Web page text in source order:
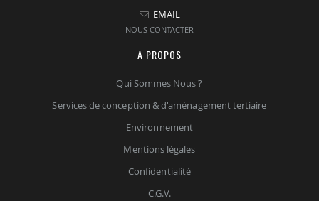
EMAIL
NOUS CONTACTER
A PROPOS
Qui Sommes Nous ?
Services de conception & d'aménagement tertiaire
Environnement
Mentions légales
Confidentialité
C.G.V.